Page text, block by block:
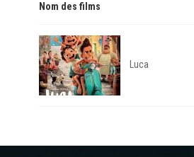
Nom des films
Luca